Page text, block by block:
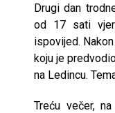
Drugi dan
od 17 sati
ispovijed.
koju je
na Ledincu.
Treću večer,